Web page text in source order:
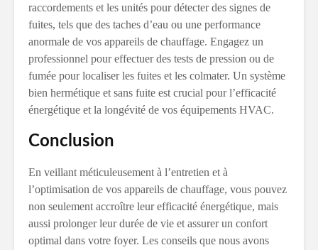
raccordements et les unités pour détecter des signes de
fuites, tels que des taches d’eau ou une performance
anormale de vos appareils de chauffage. Engagez un
professionnel pour effectuer des tests de pression ou de
fumée pour localiser les fuites et les colmater. Un système
bien hermétique et sans fuite est crucial pour l’efficacité
énergétique et la longévité de vos équipements HVAC.
Conclusion
En veillant méticuleusement à l’entretien et à
l’optimisation de vos appareils de chauffage, vous pouvez
non seulement accroître leur efficacité énergétique, mais
aussi prolonger leur durée de vie et assurer un confort
optimal dans votre foyer. Les conseils que nous avons